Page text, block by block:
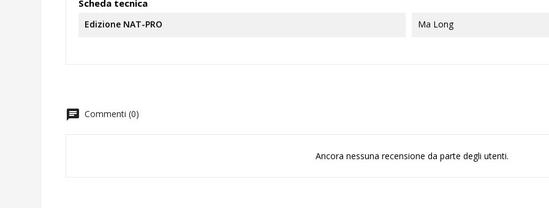
Scheda tecnica
Edizione NAT-PRO Ma Long
chat Commenti (0)
Ancora nessuna recensione da parte degli utenti.